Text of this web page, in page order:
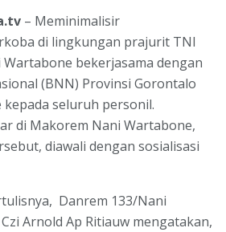
– Meminimalisir
di lingkungan prajurit TNI
bekerjasama dengan
(BNN) Provinsi Gorontalo
seluruh personil.
di Makorem Nani Wartabone,
diawali dengan sosialisasi
Danrem 133/Nani
Arnold Ap Ritiauw mengatakan,